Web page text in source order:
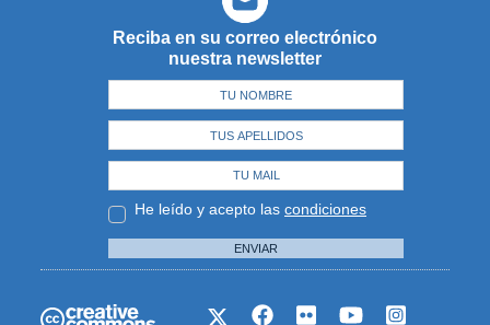
Reciba en su correo electrónico
nuestra newsletter
He leído y acepto las condiciones
ENVIAR